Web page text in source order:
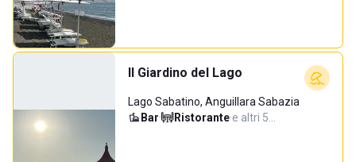
Il Giardino del Lago
Lago Sabatino, Anguillara Sabazia
Bar· Ristorante·e altri 5…